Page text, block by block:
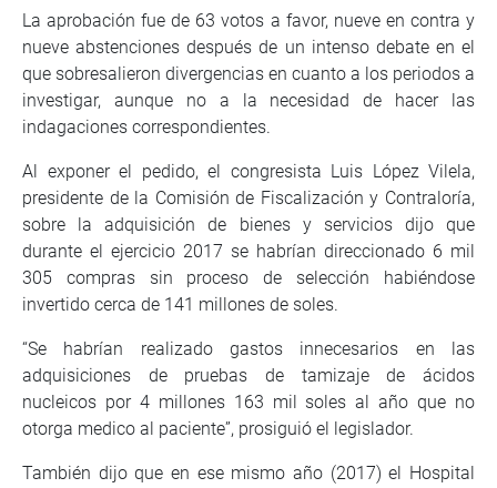
La aprobación fue de 63 votos a favor, nueve en contra y
nueve abstenciones después de un intenso debate en el
que sobresalieron divergencias en cuanto a los periodos a
investigar, aunque no a la necesidad de hacer las
indagaciones correspondientes.
Al exponer el pedido, el congresista Luis López Vilela,
presidente de la Comisión de Fiscalización y Contraloría,
sobre la adquisición de bienes y servicios dijo que
durante el ejercicio 2017 se habrían direccionado 6 mil
305 compras sin proceso de selección habiéndose
invertido cerca de 141 millones de soles.
“Se habrían realizado gastos innecesarios en las
adquisiciones de pruebas de tamizaje de ácidos
nucleicos por 4 millones 163 mil soles al año que no
otorga medico al paciente”, prosiguió el legislador.
También dijo que en ese mismo año (2017) el Hospital